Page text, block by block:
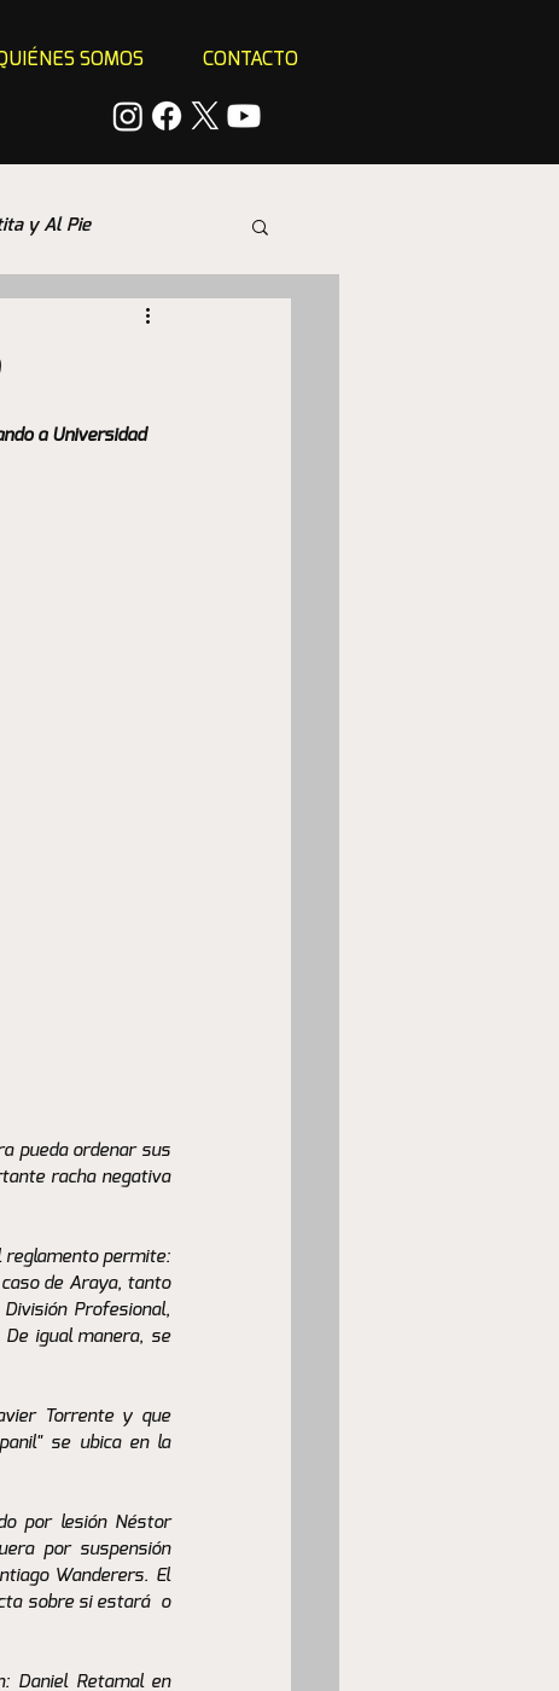
SOMOS CONTACTO
y Al Pie
a Universidad
pueda ordenar sus
racha negativa
reglamento permite:
de Araya, tanto
Profesional,
igual manera, se
Torrente y que
se ubica en la
por lesión Néstor
por suspensión
Wanderers. El
sobre si estará  o
Daniel Retamal en